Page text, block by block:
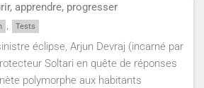
apprendre, progresser
, Tests
éclipse, Arjun Devraj (incarné par
Soltari en quête de réponses
polymorphe aux habitants